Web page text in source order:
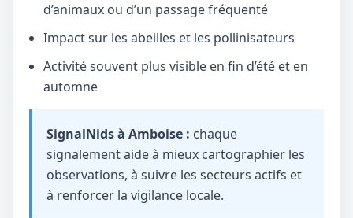
d’animaux ou d’un passage fréquenté
Impact sur les abeilles et les pollinisateurs
Activité souvent plus visible en fin d’été et en
automne
SignalNids à Amboise : chaque
signalement aide à mieux cartographier les
observations, à suivre les secteurs actifs et
à renforcer la vigilance locale.